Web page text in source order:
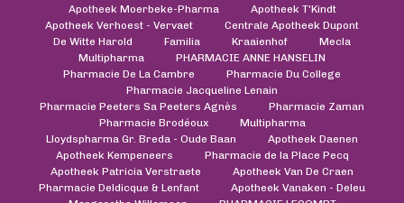
Apotheek Moerbeke-Pharma
Apotheek T'Kindt
Apotheek Verhoest - Vervaet
Centrale Apotheek Dupont
De Witte Harold
Familia Kraaienhof
Mecla
Multipharma
PHARMACIE ANNE HANSELIN
Pharmacie De La Cambre
Pharmacie Du College
Pharmacie Jacqueline Lenain
Pharmacie Peeters Sa Peeters Agnès
Pharmacie Zaman
Pharmacie Brodéoux
Multipharma
Lloydspharma Gr. Breda - Oude Baan
Apotheek Daenen
Apotheek Kempeneers
Pharmacie de la Place Pecq
Apotheek Patricia Verstraete
Apotheek Van De Craen
Pharmacie Deldicque & Lenfant
Apotheek Vanaken - Deleu